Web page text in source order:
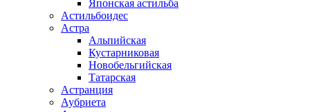
Японская астильба
Астильбоидес
Астра
Альпийская
Кустарниковая
Новобельгийская
Татарская
Астранция
Аубриета